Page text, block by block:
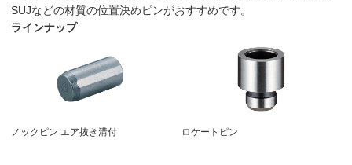
SUJなどの材質の位置決めピンがおすすめです。
ラインナップ
ノックピン エア抜き溝付 ロケートピン